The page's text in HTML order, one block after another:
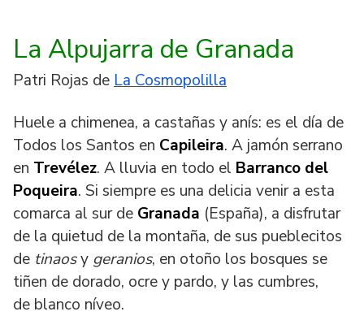
La Alpujarra de Granada
Patri Rojas de La Cosmopolilla
Huele a chimenea, a castañas y anís: es el día de
Todos los Santos en Capileira. A jamón serrano
en Trevélez. A lluvia en todo el Barranco del
Poqueira. Si siempre es una delicia venir a esta
comarca al sur de Granada (España), a disfrutar
de la quietud de la montaña, de sus pueblecitos
de tinaosy geranios, en otoño los bosques se
tiñen de dorado, ocre y pardo, y las cumbres,
de blanco níveo.